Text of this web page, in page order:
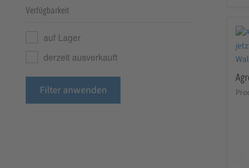
Verfügbarkeit
auf Lager
derzeit ausverkauft
Filter anwenden